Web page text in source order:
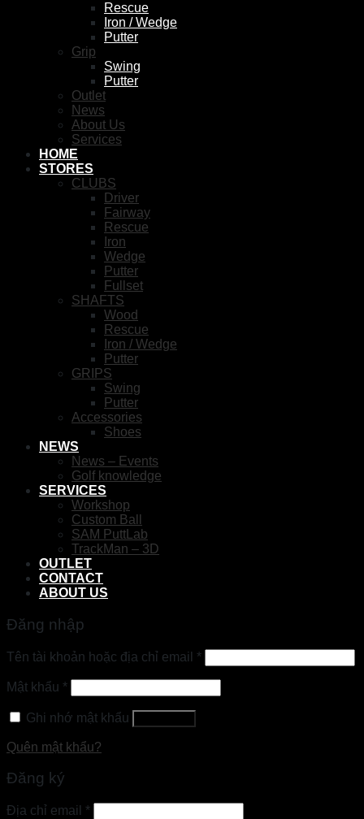
Rescue
Iron / Wedge
Putter
Grip
Swing
Putter
Outlet
News
About Us
Services
HOME
STORES
CLUBS
Driver
Fairway
Rescue
Iron
Wedge
Putter
Fullset
SHAFTS
Wood
Rescue
Iron / Wedge
Putter
GRIPS
Swing
Putter
Accessories
Shoes
NEWS
News – Events
Golf knowledge
SERVICES
Workshop
Custom Ball
SAM PuttLab
TrackMan – 3D
OUTLET
CONTACT
ABOUT US
Đăng nhập
Tên tài khoản hoặc địa chỉ email *
Mật khẩu *
Ghi nhớ mật khẩu
Quên mật khẩu?
Đăng ký
Địa chỉ email *